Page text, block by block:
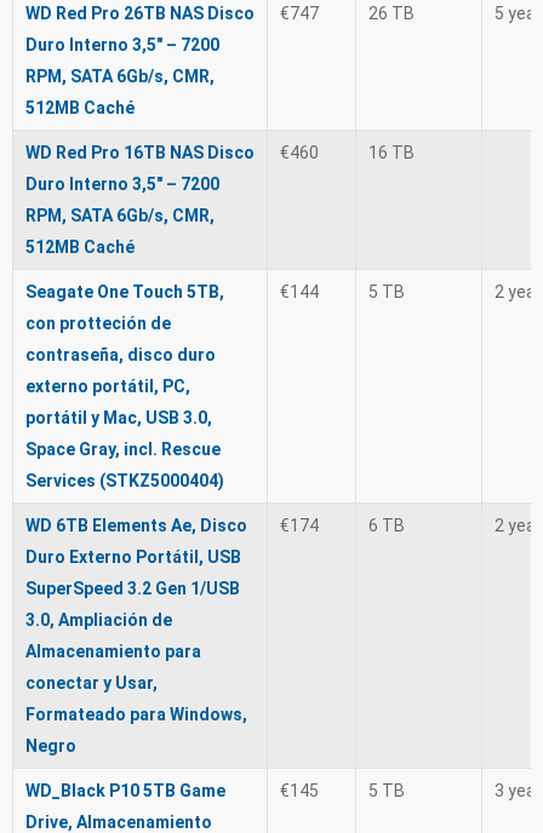
WD Red Pro 26TB NAS Disco
Duro Interno 3,5" – 7200
RPM, SATA 6Gb/s, CMR,
512MB Caché
€747 26 TB 5
WD Red Pro 16TB NAS Disco
Duro Interno 3,5" – 7200
RPM, SATA 6Gb/s, CMR,
512MB Caché
€460 16 TB
Seagate One Touch 5TB,
con protteción de
contraseña, disco duro
externo portátil, PC,
portátil y Mac, USB 3.0,
Space Gray, incl. Rescue
Services (STKZ5000404)
€144 5 TB 2
WD 6TB Elements Ae, Disco
Duro Externo Portátil, USB
SuperSpeed 3.2 Gen 1/USB
3.0, Ampliación de
Almacenamiento para
conectar y Usar,
Formateado para Windows,
Negro
€174 6 TB 2
WD_Black P10 5TB Game
Drive, Almacenamiento
€145 5 TB 3